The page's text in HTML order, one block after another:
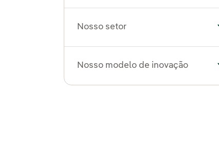
Nosso setor
Nosso modelo de inovação